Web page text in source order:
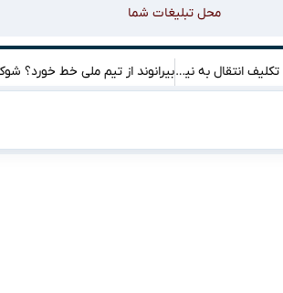
محل تبلیغات شما
پاسخ ایساک به شایعه لیورپول؛ مهاجم چلسی تکلیف انتقال به نیوکاسل را روشن کرد